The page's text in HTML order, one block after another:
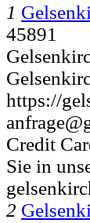
1
45891
https://
Credit
Sie in
2